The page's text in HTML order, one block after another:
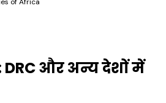
DRC और अन्य देशों में